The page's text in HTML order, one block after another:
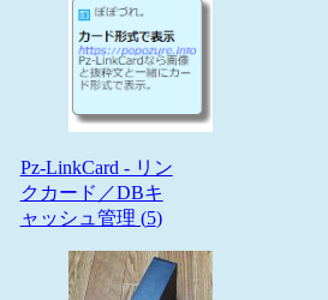
Pz-LinkCard - リン
クカード／DBキ
ャッシュ管理 (5)